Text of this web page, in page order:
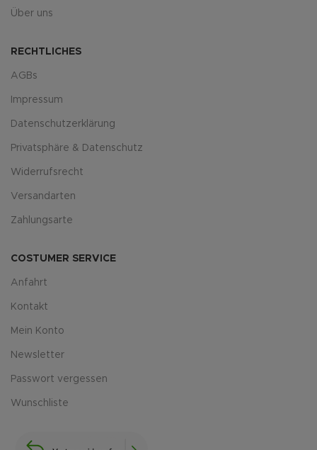
Über uns
RECHTLICHES
AGBs
Impressum
Datenschutzerklärung
Privatsphäre & Datenschutz
Widerrufsrecht
Versandarten
Zahlungsarte
COSTUMER SERVICE
Anfahrt
Kontakt
Mein Konto
Newsletter
Passwort vergessen
Wunschliste